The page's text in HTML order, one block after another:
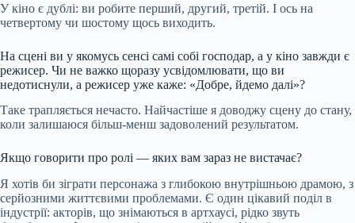
У кіно є дублі: ви робите перший, другий, третій. І ось на
четвертому чи шостому щось виходить.
На сцені ви у якомусь сенсі самі собі господар, а у кіно завжди є
режисер. Чи не важко щоразу усвідомлювати, що ви
недотиснули, а режисер уже каже: «Добре, йдемо далі»?
Таке трапляється нечасто. Найчастіше я доводжу сцену до стану,
коли залишаюся більш-менш задоволений результатом.
Якщо говорити про ролі — яких вам зараз не вистачає?
Я хотів би зіграти персонажа з глибокою внутрішньою драмою, з
серйозними життєвими проблемами. Є один цікавий поділ в
індустрії: акторів, що знімаються в артхаусі, рідко звуть